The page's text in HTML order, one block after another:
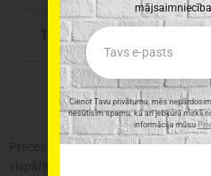
Dekoratīvs
kronšteins
150x100mm
daudzums
PIEVIENOT
Preces krāsa var atšķirties no
Email
Cienot Tavu privātumu, mēs
nesūtīsim spamu, kā arī jebkurā mirklī
informācija mūsu